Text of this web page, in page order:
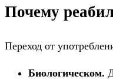
Почему
Переход от
Биологическом.